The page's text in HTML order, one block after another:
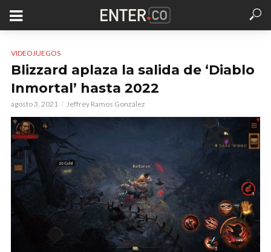
VIDEOJUEGOS
Blizzard aplaza la salida de ‘Diablo
Inmortal’ hasta 2022
agosto 3, 2021 Jeffrey Ramos González